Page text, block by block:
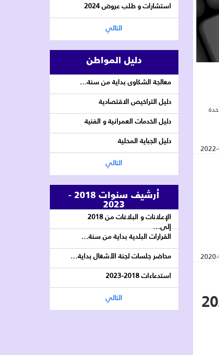
03 عملة من الوحدة
استشارات و طلب عروض 2024
التالي
دليل المواطن
معالجة الشكاوى بداية من سنة...
دليل التراخيص الاقتصادية
دليل الخدمات العمرانية و الفنية
دليل الجباية المحلية
التالي
أرشيف سنوات 2018 -
2023
الإعلانات و البلاغات من 2018
إلى...
القرارات البلدية بداية من سنة...
محاضر جلسات لجنة الأشغال بداية...
استدعاءات 2018-2023
التالي